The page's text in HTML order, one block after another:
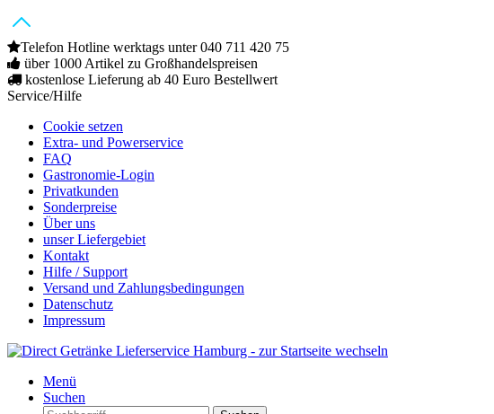
Telefon Hotline werktags unter 040 711 420 75
über 1000 Artikel zu Großhandelspreisen
kostenlose Lieferung ab 40 Euro Bestellwert
Service/Hilfe
Cookie setzen
Extra- und Powerservice
FAQ
Gastronomie-Login
Privatkunden
Sonderpreise
Über uns
unser Liefergebiet
Kontakt
Hilfe / Support
Versand und Zahlungsbedingungen
Datenschutz
Impressum
Menü
Suchen